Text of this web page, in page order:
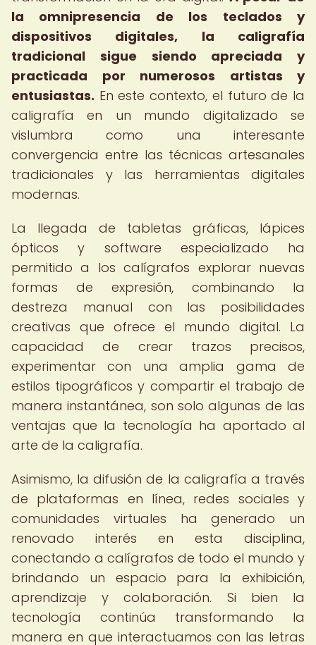
la omnipresencia de los teclados y
dispositivos digitales, la caligrafía
tradicional sigue siendo apreciada y
practicada por numerosos artistas y
entusiastas. En este contexto, el futuro de la
caligrafía en un mundo digitalizado se
vislumbra como una interesante
convergencia entre las técnicas artesanales
tradicionales y las herramientas digitales
modernas.
La llegada de tabletas gráficas, lápices
ópticos y software especializado ha
permitido a los calígrafos explorar nuevas
formas de expresión, combinando la
destreza manual con las posibilidades
creativas que ofrece el mundo digital. La
capacidad de crear trazos precisos,
experimentar con una amplia gama de
estilos tipográficos y compartir el trabajo de
manera instantánea, son solo algunas de las
ventajas que la tecnología ha aportado al
arte de la caligrafía.
Asimismo, la difusión de la caligrafía a través
de plataformas en línea, redes sociales y
comunidades virtuales ha generado un
renovado interés en esta disciplina,
conectando a calígrafos de todo el mundo y
brindando un espacio para la exhibición,
aprendizaje y colaboración. Si bien la
tecnología continúa transformando la
manera en que interactuamos con las letras